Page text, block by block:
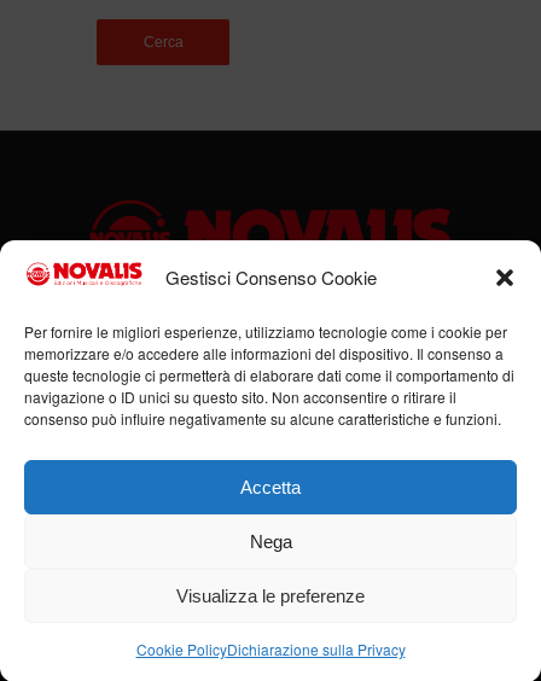
Gestisci Consenso Cookie
Per fornire le migliori esperienze, utilizziamo tecnologie come i cookie per
memorizzare e/o accedere alle informazioni del dispositivo. Il consenso a
queste tecnologie ci permetterà di elaborare dati come il comportamento di
navigazione o ID unici su questo sito. Non acconsentire o ritirare il
consenso può influire negativamente su alcune caratteristiche e funzioni.
Accetta
Nega
Visualizza le preferenze
Cookie PolicyDichiarazione sulla Privacy
Cerca
Sede legale: Via Cassino, 1 – 47923 Rimini (RN) – Ufficio:
Via Flaminia, 185/B – 47923 Rimini (RN) – P.IVA:
00951980408
Tel. +39 0541 684352 – Cell +39 336 378555 –
© Copyright - Novalis Music 2019-2026 - Tutti i diritti riservati -